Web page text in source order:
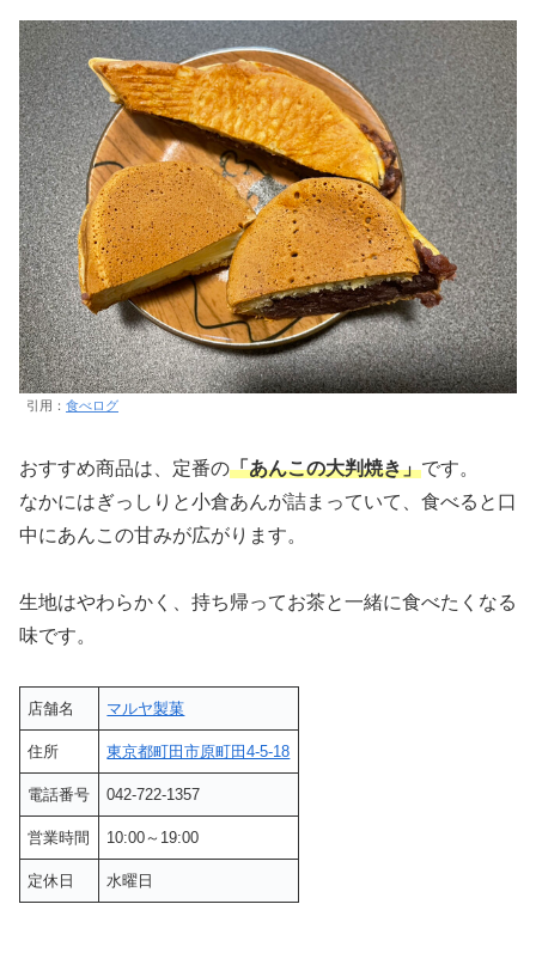
引用： 食べログ
おすすめ商品は、定番の「あんこの大判焼き」です。
なかにはぎっしりと小倉あんが詰まっていて、食べると口
中にあんこの甘みが広がります。
生地はやわらかく、持ち帰ってお茶と一緒に食べたくなる
味です。
店舗名 マルヤ製菓
住所 東京都町田市原町田4-5-18
電話番号 042-722-1357
営業時間 10:00～19:00
定休日 水曜日